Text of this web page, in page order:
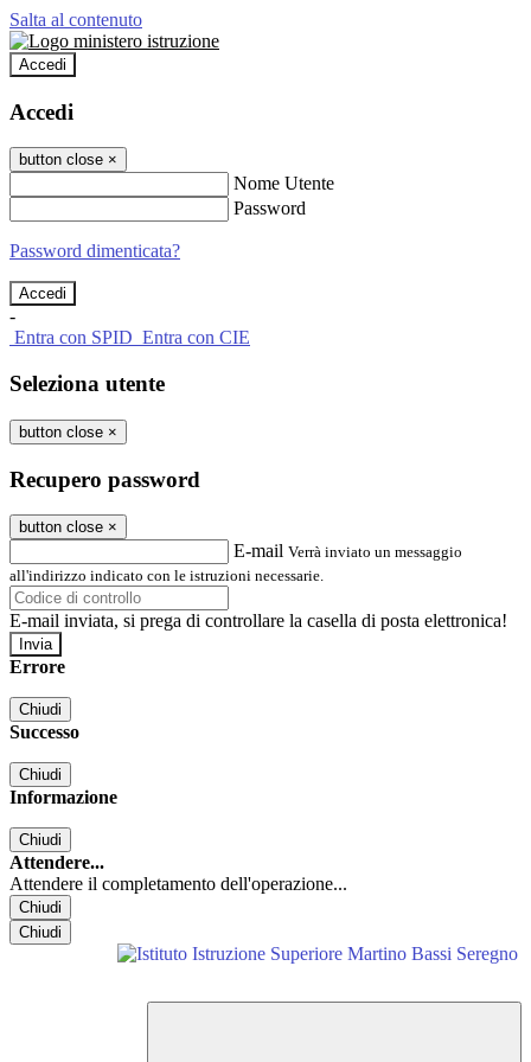
Salta al contenuto
Accedi
Accedi
button close ×
Nome Utente
Password
Password dimenticata?
-
Entra con SPID Entra con CIE
Seleziona utente
button close ×
Recupero password
button close ×
E-mail Verrà inviato un messaggio
all'indirizzo indicato con le istruzioni necessarie.
E-mail inviata, si prega di controllare la casella di posta elettronica!
Errore
Chiudi
Successo
Chiudi
Informazione
Chiudi
Attendere...
Attendere il completamento dell'operazione...
Chiudi
Chiudi